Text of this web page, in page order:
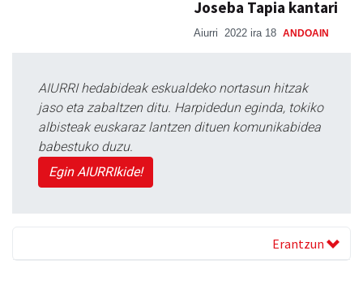
Joseba Tapia kantari
Aiurri 2022 ira 18 ANDOAIN
AIURRI hedabideak eskualdeko nortasun hitzak
jaso eta zabaltzen ditu. Harpidedun eginda, tokiko
albisteak euskaraz lantzen dituen komunikabidea
babestuko duzu.
Egin AIURRIkide!
Erantzun